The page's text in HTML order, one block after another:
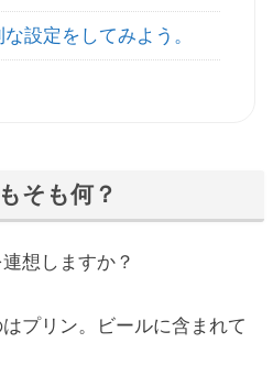
設定をしてみよう。
そも何？
想しますか？
プリン。ビールに含まれて